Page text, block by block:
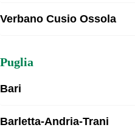
Verbano Cusio Ossola
Puglia
Bari
Barletta-Andria-Trani